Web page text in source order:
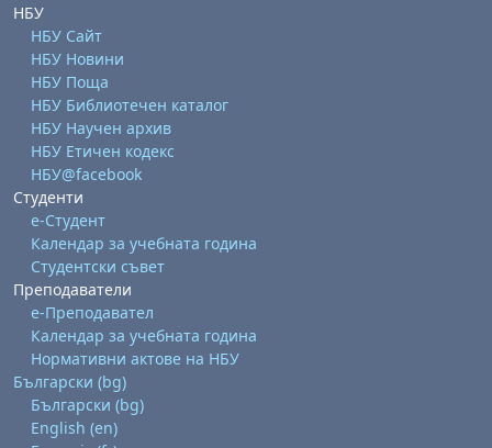
НБУ
НБУ Сайт
НБУ Новини
НБУ Поща
НБУ Библиотечен каталог
НБУ Научен архив
НБУ Етичен кодекс
НБУ@facebook
Студенти
е-Студент
Календар за учебната година
Студентски съвет
Преподаватели
е-Преподавател
Календар за учебната година
Нормативни актове на НБУ
Български ‎(bg)‎
Български ‎(bg)‎
English ‎(en)‎